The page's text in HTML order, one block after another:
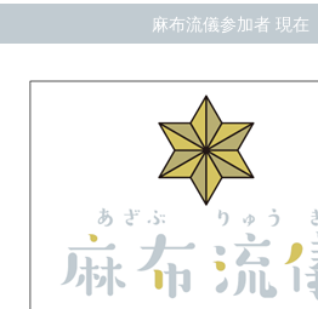
麻布流儀参加者 現在